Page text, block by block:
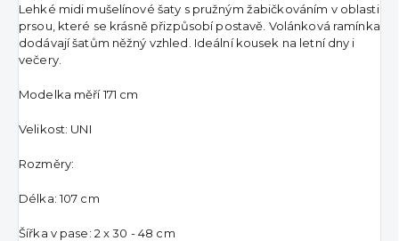
Lehké midi mušelínové šaty s pružným žabičkováním v oblasti
prsou, které se krásně přizpůsobí postavě. Volánková ramínka
dodávají šatům něžný vzhled. Ideální kousek na letní dny i
večery.
Modelka měří 171 cm
Velikost: UNI
Rozměry:
Délka: 107 cm
Šířka v pase: 2 x 30 - 48 cm